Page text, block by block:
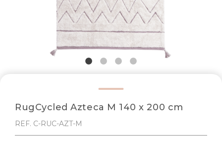
RugCycled Azteca M 140 x 200 cm
REF. C-RUC-AZT-M